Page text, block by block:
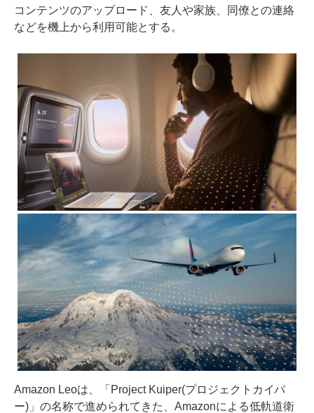
コンテンツのアップロード、友人や家族、同僚との連絡
などを機上から利用可能とする。
Amazon Leoは、「Project Kuiper(プロジェクトカイパ
ー)」の名称で進められてきた、Amazonによる低軌道衛